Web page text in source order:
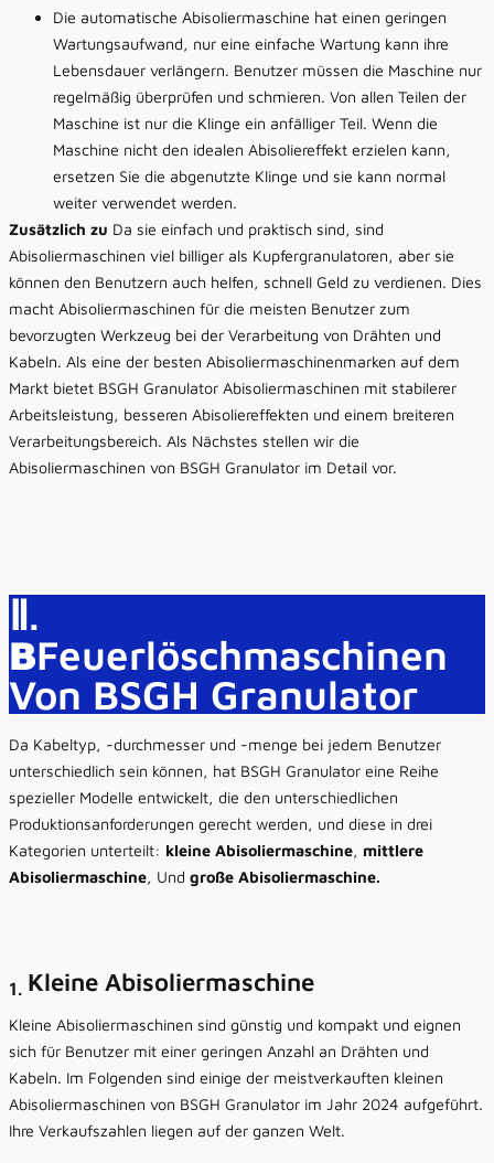
Die automatische Abisoliermaschine hat einen geringen
Wartungsaufwand, nur eine einfache Wartung kann ihre
Lebensdauer verlängern. Benutzer müssen die Maschine nur
regelmäßig überprüfen und schmieren. Von allen Teilen der
Maschine ist nur die Klinge ein anfälliger Teil. Wenn die
Maschine nicht den idealen Abisoliereffekt erzielen kann,
ersetzen Sie die abgenutzte Klinge und sie kann normal
weiter verwendet werden.
Zusätzlich zu Da sie einfach und praktisch sind, sind
Abisoliermaschinen viel billiger als Kupfergranulatoren, aber sie
können den Benutzern auch helfen, schnell Geld zu verdienen. Dies
macht Abisoliermaschinen für die meisten Benutzer zum
bevorzugten Werkzeug bei der Verarbeitung von Drähten und
Kabeln. Als eine der besten Abisoliermaschinenmarken auf dem
Markt bietet BSGH Granulator Abisoliermaschinen mit stabilerer
Arbeitsleistung, besseren Abisoliereffekten und einem breiteren
Verarbeitungsbereich. Als Nächstes stellen wir die
Abisoliermaschinen von BSGH Granulator im Detail vor.
Ⅱ.
BFeuerlöschmaschinen
Von BSGH Granulator
Da Kabeltyp, -durchmesser und -menge bei jedem Benutzer
unterschiedlich sein können, hat BSGH Granulator eine Reihe
spezieller Modelle entwickelt, die den unterschiedlichen
Produktionsanforderungen gerecht werden, und diese in drei
Kategorien unterteilt: kleine Abisoliermaschine, mittlere
Abisoliermaschine, Und große Abisoliermaschine.
1. Kleine Abisoliermaschine
Kleine Abisoliermaschinen sind günstig und kompakt und eignen
sich für Benutzer mit einer geringen Anzahl an Drähten und
Kabeln. Im Folgenden sind einige der meistverkauften kleinen
Abisoliermaschinen von BSGH Granulator im Jahr 2024 aufgeführt.
Ihre Verkaufszahlen liegen auf der ganzen Welt.